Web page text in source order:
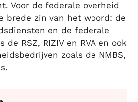
Voor de federale overheid
brede zin van het woord: de
en de federale
de RSZ, RIZIV en RVA en ook
zoals de NMBS,